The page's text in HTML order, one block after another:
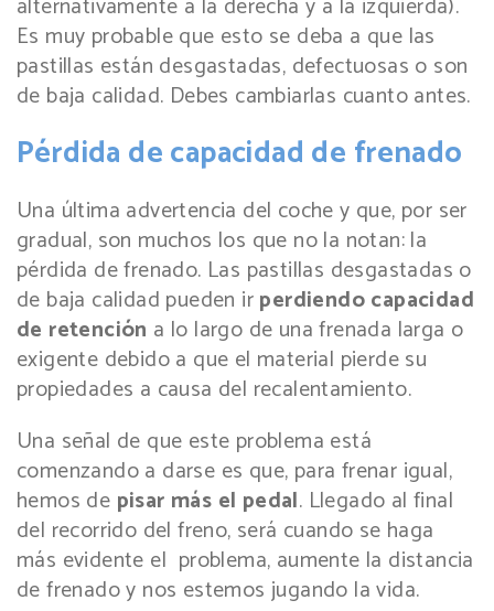
alternativamente a la derecha y a la izquierda).
Es muy probable que esto se deba a que las
pastillas están desgastadas, defectuosas o son
de baja calidad. Debes cambiarlas cuanto antes.
Pérdida de capacidad de frenado
Una última advertencia del coche y que, por ser
gradual, son muchos los que no la notan: la
pérdida de frenado. Las pastillas desgastadas o
de baja calidad pueden irperdiendo capacidad
de retención a lo largo de una frenada larga o
exigente debido a que el material pierde su
propiedades a causa del recalentamiento.
Una señal de que este problema está
comenzando a darse es que, para frenar igual,
hemos de pisar más el pedal. Llegado al final
del recorrido del freno, será cuando se haga
más evidente el problema, aumente la distancia
de frenado y nos estemos jugando la vida.